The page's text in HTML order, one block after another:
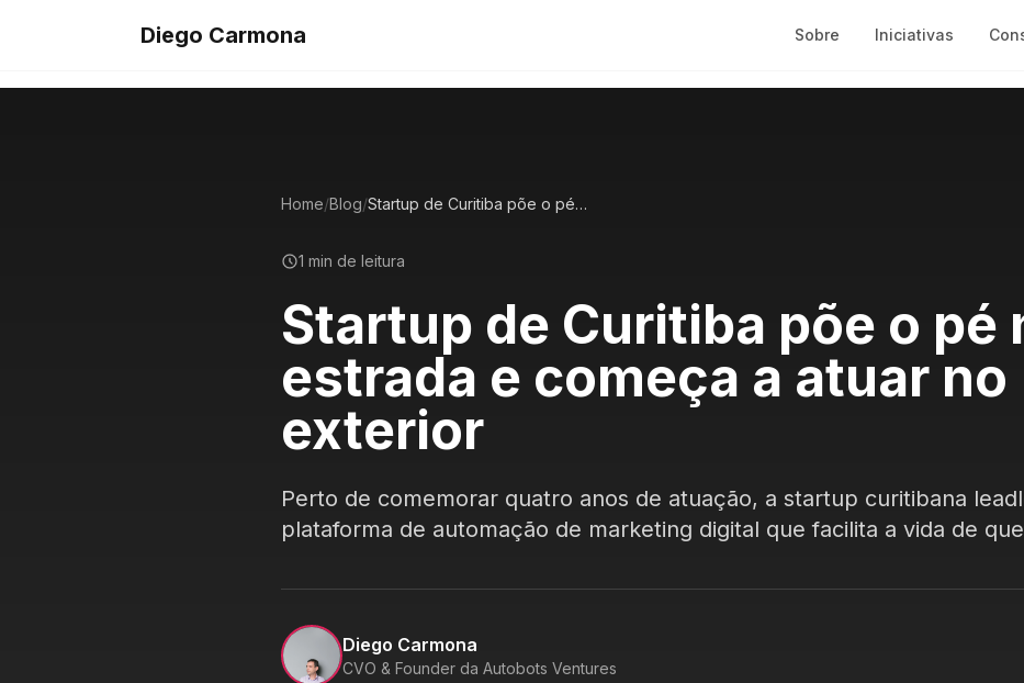
Diego Carmona Sobre Iniciativas
Home/Blog/ Startup de Curitiba põe o pé na estrada e começa a atuar no exterior
1 min de leitura
Startup de Curitiba põe o pé
estrada e começa a atuar no
exterior
Perto de comemorar quatro anos de atuação, a startup curitibana
plataforma de automação de marketing digital que facilita a vida de
Diego Carmona
CVO & Founder da Autobots Ventures